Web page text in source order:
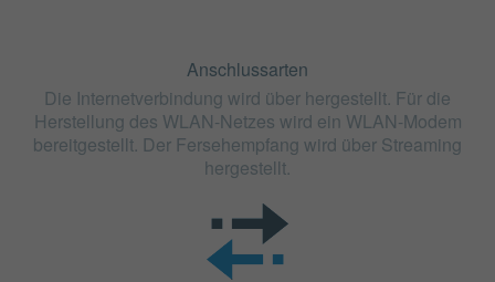
Anschlussarten
Die Internetverbindung wird über hergestellt. Für die
Herstellung des WLAN-Netzes wird ein WLAN-Modem
bereitgestellt. Der Fersehempfang wird über Streaming
hergestellt.